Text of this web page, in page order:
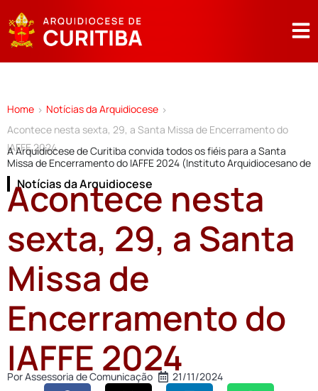
Home > Notícias da Arquidiocese >
Acontece nesta sexta, 29, a Santa Missa de Encerramento do
IAFFE 2024
A Arquidiocese de Curitiba convida todos os fiéis para a Santa
Missa de Encerramento do IAFFE 2024 (Instituto Arquidiocesano de
Notícias da Arquidiocese
Acontece nesta
sexta, 29, a Santa
Missa de
Encerramento do
IAFFE 2024
PorAssessoria de Comunicação 21/11/2024